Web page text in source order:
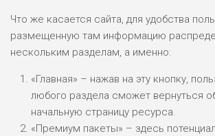
Что же касается сайта, для удобства
размещенную там информацию
нескольким разделам, а именно:
«Главная» – нажав на эту кнопку,
любого раздела сможет вернуться
начальную страницу ресурса.
«Премиум пакеты» – здесь